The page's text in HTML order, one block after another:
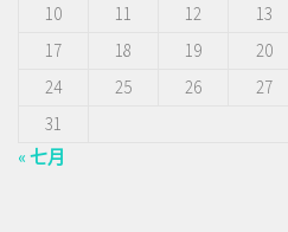
10
11 12 13
17
18 19 20
24
25 26 27
31
« 七月